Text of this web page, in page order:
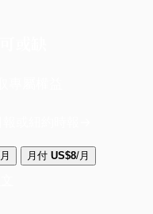
月付 US$8/月